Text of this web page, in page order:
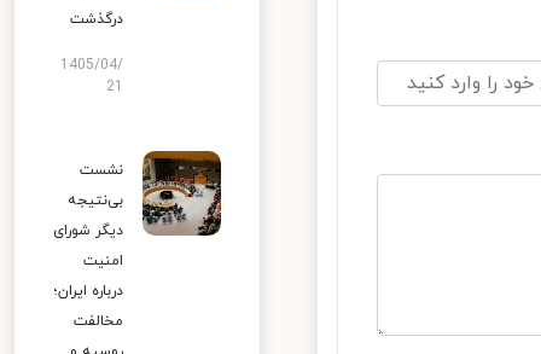
درگذشت
1405/04/
نشست
بی‌نتیجه
دیگر شورای
امنیت
درباره ایران؛
مخالفت